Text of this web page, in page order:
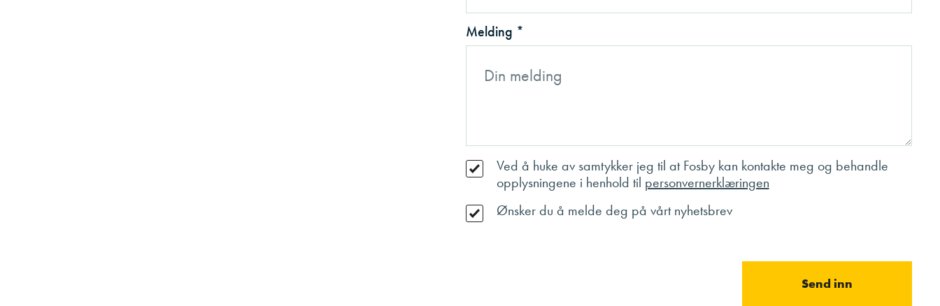
Melding *
Ved å huke av samtykker jeg til at Fosby kan kontakte meg og behandle
opplysningene i henhold til personvernerklæringen
Ønsker du å melde deg på vårt nyhetsbrev